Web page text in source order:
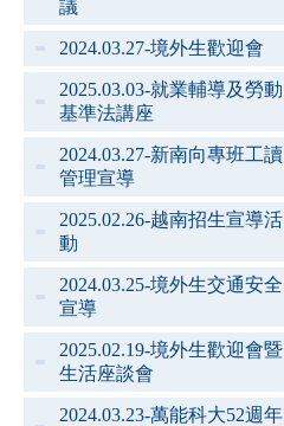
議
2024.03.27-境外生歡迎會
2025.03.03-就業輔導及勞動
基準法講座
2024.03.27-新南向專班工讀
管理宣導
2025.02.26-越南招生宣導活
動
2024.03.25-境外生交通安全
宣導
2025.02.19-境外生歡迎會暨
生活座談會
2024.03.23-萬能科大52週年